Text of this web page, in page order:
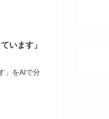
います」
」をAIで分